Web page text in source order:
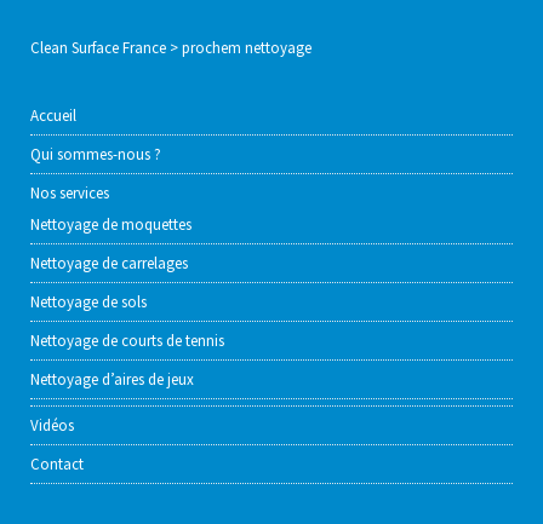
Clean Surface France >prochem nettoyage
Accueil
Qui sommes-nous ?
Nos services
Nettoyage de moquettes
Nettoyage de carrelages
Nettoyage de sols
Nettoyage de courts de tennis
Nettoyage d’aires de jeux
Vidéos
Contact